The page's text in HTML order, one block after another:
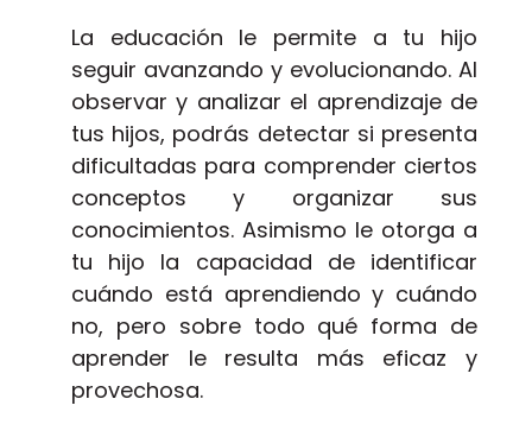
La educación le permite a tu hijo
seguir avanzando y evolucionando. Al
observar y analizar el aprendizaje de
tus hijos, podrás detectar si presenta
dificultadas para comprender ciertos
conceptos y organizar sus
conocimientos. Asimismo le otorga a
tu hijo la capacidad de identificar
cuándo está aprendiendo y cuándo
no, pero sobre todo qué forma de
aprender le resulta más eficaz y
provechosa.